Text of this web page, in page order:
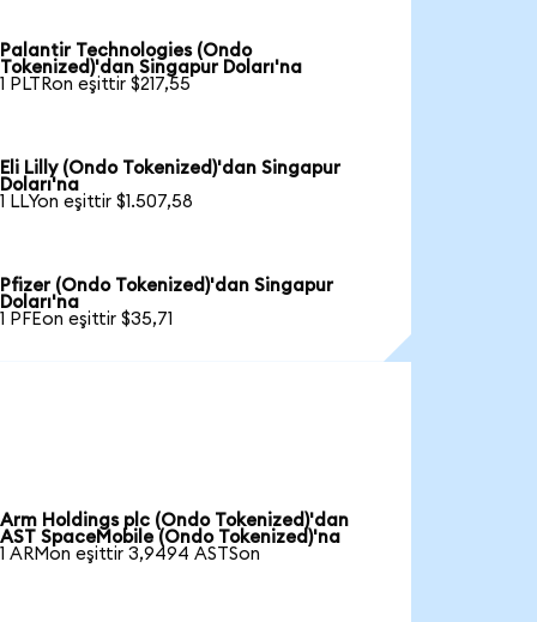
Palantir Technologies (Ondo
Tokenized)'dan Singapur Doları'na
1 PLTRon eşittir $217,55
Eli Lilly (Ondo Tokenized)'dan Singapur
Doları'na
1 LLYon eşittir $1.507,58
Pfizer (Ondo Tokenized)'dan Singapur
Doları'na
1 PFEon eşittir $35,71
Arm Holdings plc (Ondo Tokenized)'dan
AST SpaceMobile (Ondo Tokenized)'na
1 ARMon eşittir 3,9494 ASTSon